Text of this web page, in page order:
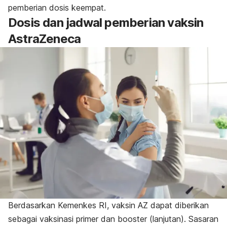
pemberian dosis keempat.
Dosis dan jadwal pemberian vaksin
AstraZeneca
Berdasarkan Kemenkes RI, vaksin AZ dapat diberikan
sebagai vaksinasi primer dan booster (lanjutan). Sasaran